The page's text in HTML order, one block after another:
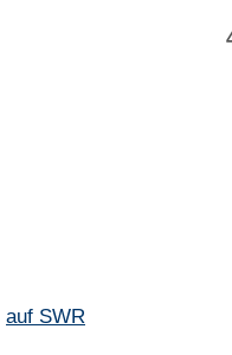
auf SWR